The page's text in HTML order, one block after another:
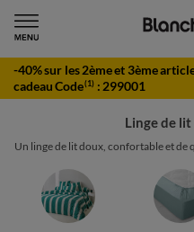
-40% sur les 2ème et 3ème
cadeau Code(1) : 299001
Linge de
Un linge de lit doux, confortable et de